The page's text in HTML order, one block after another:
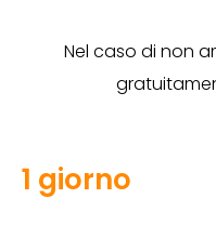
Nel caso di non
1 giorno